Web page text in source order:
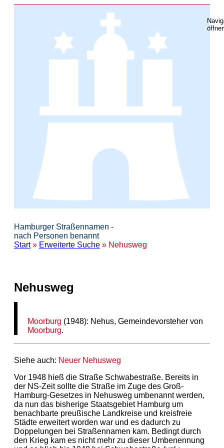
Hamburger Straßennamen -
nach Personen benannt
Start» Erweiterte Suche » Nehusweg
Nehusweg
Moorburg (1948): Nehus, Gemeindevorsteher von
Moorburg.
Siehe auch: Neuer Nehusweg
Vor 1948 hieß die Straße Schwabestraße. Bereits in
der NS-Zeit sollte die Straße im Zuge des Groß-
Hamburg-Gesetzes in Nehusweg umbenannt werden,
da nun das bisherige Staatsgebiet Hamburg um
benachbarte preußische Landkreise und kreisfreie
Städte erweitert worden war und es dadurch zu
Doppelungen bei Straßennamen kam. Bedingt durch
den Krieg kam es nicht mehr zu dieser Umbenennung